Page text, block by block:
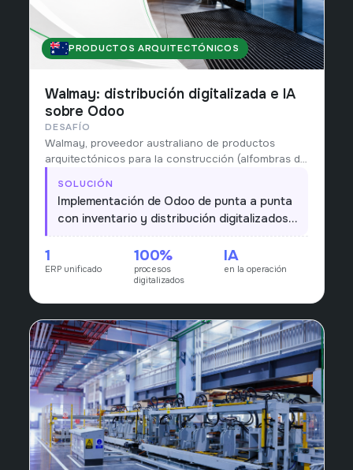
AUSTRALIA
PRODUCTOS ARQUITECTÓNICOS
Walmay: distribución digitalizada e IA
sobre Odoo
DESAFÍO
Walmay, proveedor australiano de productos
arquitectónicos para la construcción (alfombras de
antideslizantes y accesorios de estacionamiento)
desde 1978, gestionaba distribución, inventario y
compras con procesos manuales.
SOLUCIÓN
Implementación de Odoo de punta a punta
con inventario y distribución digitalizados,
más un componente de IA que apoya la
operación; procesos antes manuales
pasan a un único flujo en tiempo real.
1
ERP unificado
100%
procesos
digitalizados
IA
en la operación